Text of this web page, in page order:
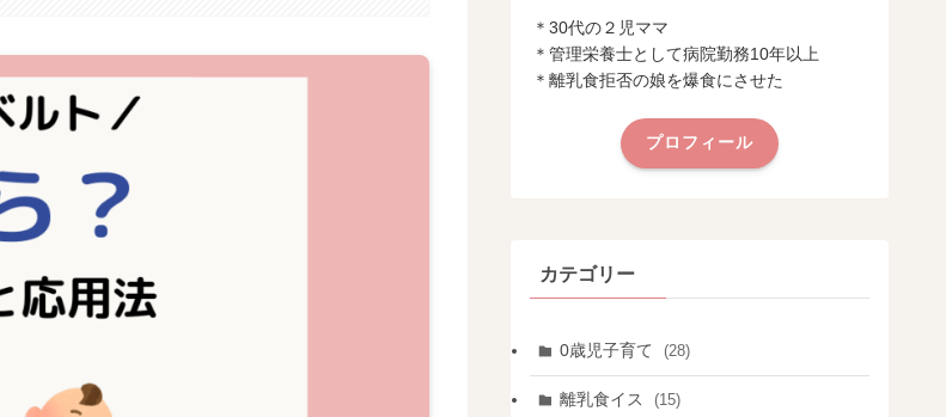
＊30代の２児ママ
＊管理栄養士として病院勤務10年以上
＊離乳食拒否の娘を爆食にさせた
プロフィール
カテゴリー
0歳児子育て (28)
離乳食イス (15)